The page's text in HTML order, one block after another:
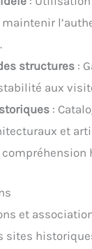
maintenir
structures :
aux
:
et
et
sites